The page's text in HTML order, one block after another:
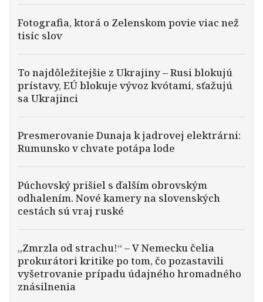
Fotografia, ktorá o Zelenskom povie viac než
tisíc slov
To najdôležitejšie z Ukrajiny – Rusi blokujú
prístavy, EÚ blokuje vývoz kvótami, sťažujú
sa Ukrajinci
Presmerovanie Dunaja k jadrovej elektrárni:
Rumunsko v chvate potápa lode
Púchovský prišiel s ďalším obrovským
odhalením. Nové kamery na slovenských
cestách sú vraj ruské
„Zmrzla od strachu!“ – V Nemecku čelia
prokurátori kritike po tom, čo pozastavili
vyšetrovanie prípadu údajného hromadného
znásilnenia